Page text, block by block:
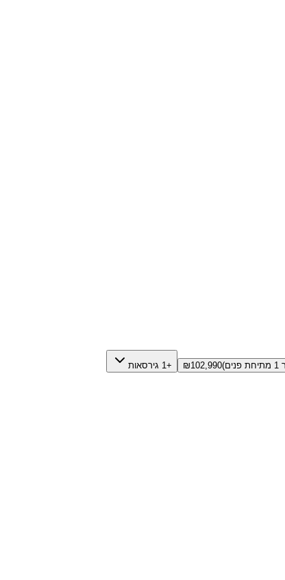
₪102,990 +1 גירסאות